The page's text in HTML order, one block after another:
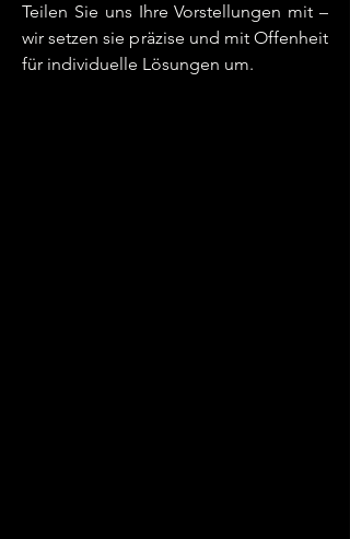
Teilen Sie uns Ihre Vorstellungen mit –
wir setzen sie präzise und mit Offenheit
für individuelle Lösungen um.